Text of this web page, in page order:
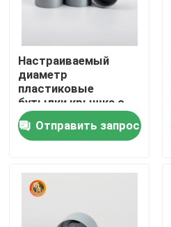
Наша фабрика
контроль качества
Новости
Настраиваемый
диаметр
пластиковые
бутылки крышка с
различными цветами
прозрачный
Отправить запрос